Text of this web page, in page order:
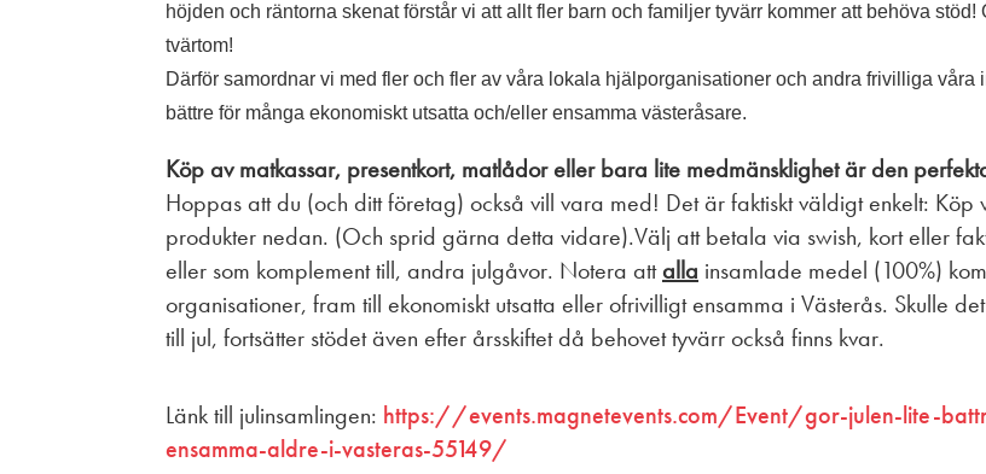
höjden och räntorna skenat förstår vi att allt fler barn och familjer tyvärr kommer att behöva
tvärtom!
Därför samordnar vi med fler och fler av våra lokala hjälporganisationer och andra frivilliga
bättre för många ekonomiskt utsatta och/eller ensamma västeråsare.
Köp av matkassar, presentkort, matlådor eller bara lite medmänsklighet är den
Hoppas att du (och ditt företag) också vill vara med! Det är faktiskt väldigt enkelt:
produkter nedan. (Och sprid gärna detta vidare).Välj att betala via swish, kort eller
eller som komplement till, andra julgåvor. Notera attalla insamlade medel (100%)
organisationer, fram till ekonomiskt utsatta eller ofrivilligt ensamma i Västerås. Skulle
till jul, fortsätter stödet även efter årsskiftet då behovet tyvärr också finns kvar.
Länk till julinsamlingen: https://events.magnetevents.com/Event/gor-julen-lite-
ensamma-aldre-i-vasteras-55149/